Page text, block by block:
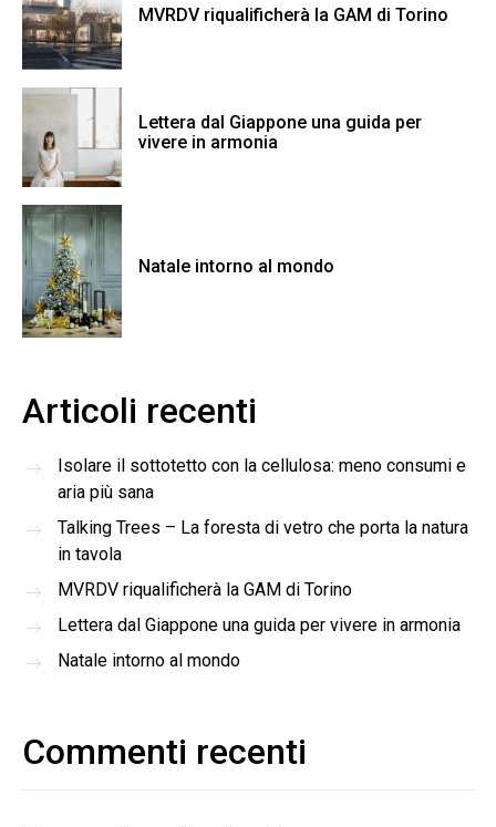
MVRDV riqualificherà la GAM di Torino
Lettera dal Giappone una guida per
vivere in armonia
Natale intorno al mondo
Articoli recenti
Isolare il sottotetto con la cellulosa: meno consumi e
aria più sana
Talking Trees – La foresta di vetro che porta la natura
in tavola
MVRDV riqualificherà la GAM di Torino
Lettera dal Giappone una guida per vivere in armonia
Natale intorno al mondo
Commenti recenti